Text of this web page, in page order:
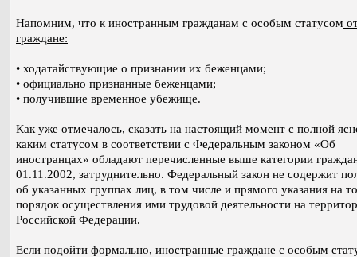
Напомним, что к иностранным гражданам с особым статусом
граждане:
• ходатайствующие о признании их беженцами;
• официально признанные беженцами;
• получившие временное убежище.
Как уже отмечалось, сказать на настоящий момент с полной
каким статусом в соответствии с Федеральным законом «Об
иностранцах» обладают перечисленные выше категории
01.11.2002, затруднительно. Федеральный закон не содержит
об указанных группах лиц, в том числе и прямого указания на
порядок осуществления ими трудовой деятельности на
Российской Федерации.
Если подойти формально, иностранные граждане с особым